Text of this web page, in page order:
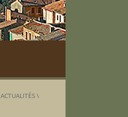
ACTUALITÉS\